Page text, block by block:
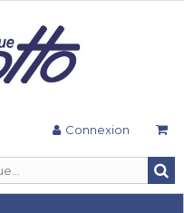
Connexion